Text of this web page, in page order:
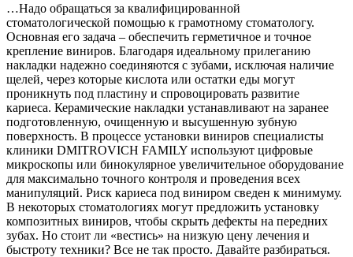
…Надо обращаться за квалифицированной
стоматологической помощью к грамотному стоматологу.
Основная его задача – обеспечить герметичное и точное
крепление виниров. Благодаря идеальному прилеганию
накладки надежно соединяются с зубами, исключая наличие
щелей, через которые кислота или остатки еды могут
проникнуть под пластину и спровоцировать развитие
кариеса. Керамические накладки устанавливают на заранее
подготовленную, очищенную и высушенную зубную
поверхность. В процессе установки виниров специалисты
клиники DMITROVICH FAMILY используют цифровые
микроскопы или бинокулярное увеличительное оборудование
для максимально точного контроля и проведения всех
манипуляций. Риск кариеса под виниром сведен к минимуму.
В некоторых стоматологиях могут предложить установку
композитных виниров, чтобы скрыть дефекты на передних
зубах. Но стоит ли «вестись» на низкую цену лечения и
быстроту техники? Все не так просто. Давайте разбираться.